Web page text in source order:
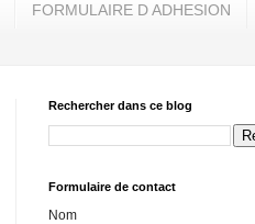
FORMULAIRE D ADHESION
Rechercher dans ce blog
Formulaire de contact
Nom